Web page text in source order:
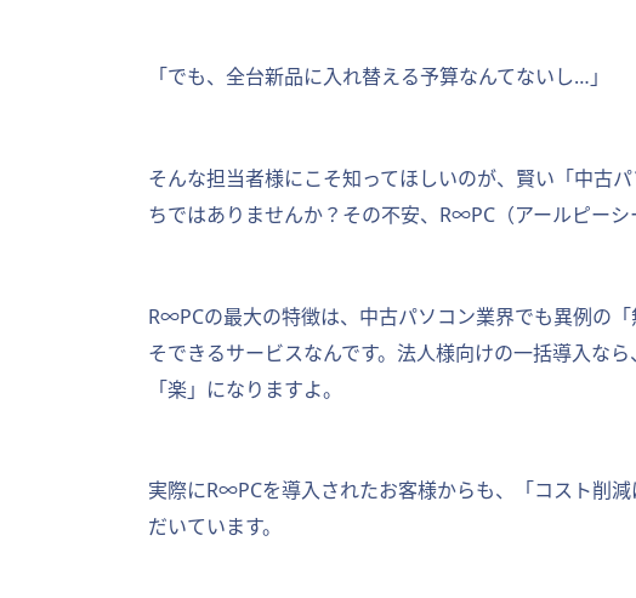
「でも、全台新品に入れ替える予算なんてないし…」
そんな担当者様にこそ知ってほしいのが、賢い「中古
ちではありませんか？その不安、R∞PC（アールピーシ
R∞PCの最大の特徴は、中古パソコン業界でも異例の
そできるサービスなんです。法人様向けの一括導入な
「楽」になりますよ。
実際にR∞PCを導入されたお客様からも、「コスト削
だいています。